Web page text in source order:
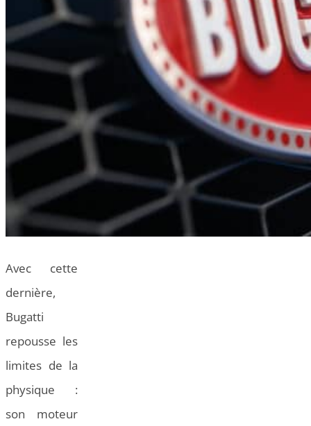
Avec cette
dernière,
Bugatti
repousse les
limites de la
physique :
son moteur